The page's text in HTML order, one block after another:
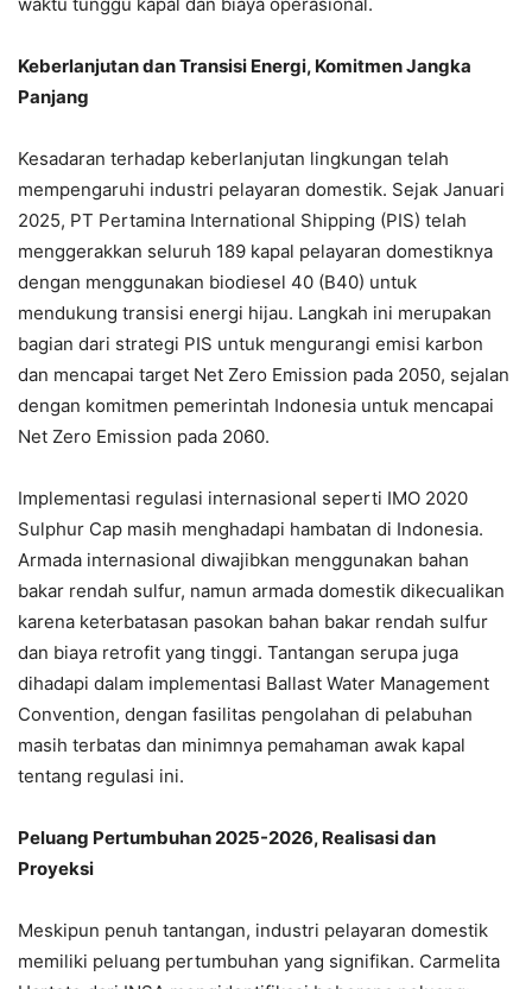
Keberlanjutan dan Transisi Energi, Komitmen Jangka
Panjang
Kesadaran terhadap keberlanjutan lingkungan telah
mempengaruhi industri pelayaran domestik. Sejak Januari
2025, PT Pertamina International Shipping (PIS) telah
menggerakkan seluruh 189 kapal pelayaran domestiknya
dengan menggunakan biodiesel 40 (B40) untuk
mendukung transisi energi hijau. Langkah ini merupakan
bagian dari strategi PIS untuk mengurangi emisi karbon
dan mencapai target Net Zero Emission pada 2050, sejalan
dengan komitmen pemerintah Indonesia untuk mencapai
Net Zero Emission pada 2060.
Implementasi regulasi internasional seperti IMO 2020
Sulphur Cap masih menghadapi hambatan di Indonesia.
Armada internasional diwajibkan menggunakan bahan
bakar rendah sulfur, namun armada domestik dikecualikan
karena keterbatasan pasokan bahan bakar rendah sulfur
dan biaya retrofit yang tinggi. Tantangan serupa juga
dihadapi dalam implementasi Ballast Water Management
Convention, dengan fasilitas pengolahan di pelabuhan
masih terbatas dan minimnya pemahaman awak kapal
tentang regulasi ini.
Peluang Pertumbuhan 2025-2026, Realisasi dan
Proyeksi
Meskipun penuh tantangan, industri pelayaran domestik
memiliki peluang pertumbuhan yang signifikan. Carmelita